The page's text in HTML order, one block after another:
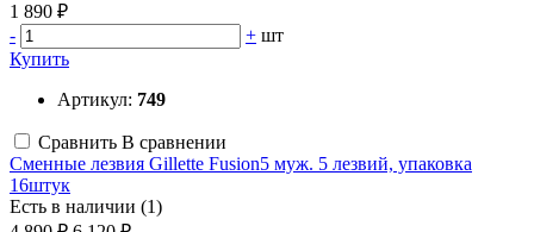
1 890 ₽
-
+ шт
Купить
Артикул: 749
Сравнить В сравнении
Сменные лезвия Gillette Fusion5 муж. 5 лезвий, упаковка
16штук
Есть в наличии (1)